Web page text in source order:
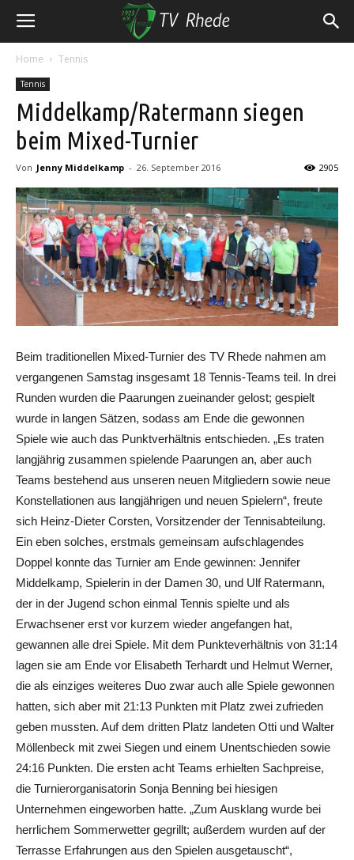
Home Tennis
Tennis
Middelkamp/Ratermann siegen
beim Mixed-Turnier
Von Jenny Middelkamp - 26. September 2016 2905
Beim traditionellen Mixed-Turnier des TV Rhede nahmen am
vergangenen Samstag insgesamt 18 Tennis-Teams teil. In drei
Runden wurden die Paarungen zueinander gelost; gespielt
wurde in langen Sätzen, sodass am Ende die gewonnen
Spiele wie auch das Punktverhältnis entschieden. „Es traten
langjährig zusammen spielende Paarungen an, aber auch
Teams bestehend aus unseren neuen Mitgliedern sowie neue
Konstellationen aus langjährigen und neuen Spielern“, freute
sich Heinz-Dieter Corsten, Vorsitzender der Tennisabteilung.
Ein eben solches, erstmals gemeinsam aufschlagendes
Doppel konnte das Turnier am Ende gewinnen: Jennifer
Middelkamp, Spielerin in der Damen 30, und Ulf Ratermann,
der in der Jugend schon einmal Tennis spielte und als
Erwachsener erst vor kurzem wieder angefangen hat,
gewannen alle drei Spiele. Mit dem Punkteverhältnis von 31:14
lagen sie am Ende vor Elisabeth Terhardt und Helmut Werner,
die als einziges weiteres Duo zwar auch alle Spiele gewonnen
hatten, sich aber mit 21:13 Punkten mit Platz zwei zufrieden
geben mussten. Auf dem dritten Platz landeten Otti und Walter
Möllenbeck mit zwei Siegen und einem Unentschieden sowie
24:16 Punkten. Die ersten acht Teams erhielten Sachpreise,
die Turnierorganisatorin Sonja Benning bei hiesigen
Unternehmen eingeworben hatte. „Zum Ausklang wurde bei
herrlichem Sommerwetter gegrillt; außerdem wurden auf der
Terrasse Erfahrungen aus den Spielen ausgetauscht“,